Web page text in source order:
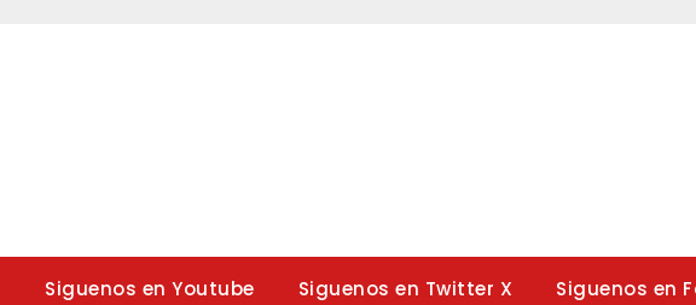
Siguenos en Youtube Siguenos en Twitter X Siguenos en